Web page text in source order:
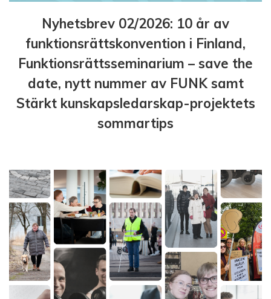
Nyhetsbrev 02/2026: 10 år av
funktionsrättskonvention i Finland,
Funktionsrättsseminarium – save the
date, nytt nummer av FUNK samt
Stärkt kunskapsledarskap-projektets
sommartips